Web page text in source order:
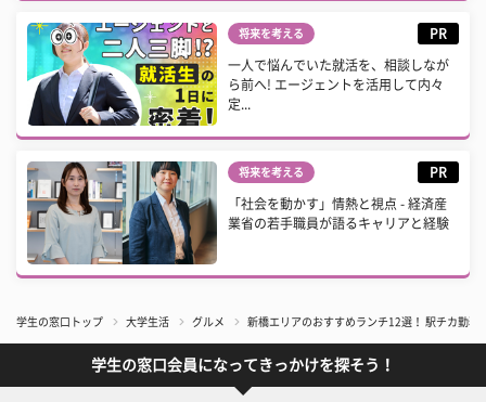
将来を考える PR
一人で悩んでいた就活を、相談しなが
ら前へ! エージェントを活用して内々
定...
将来を考える PR
「社会を動かす」情熱と視点 - 経済産
業省の若手職員が語るキャリアと経験
学生の窓口トップ 大学生活 グルメ 新橋エリアのおすすめランチ12選！ 駅チカ勤務
学生の窓口会員になってきっかけを探そう！